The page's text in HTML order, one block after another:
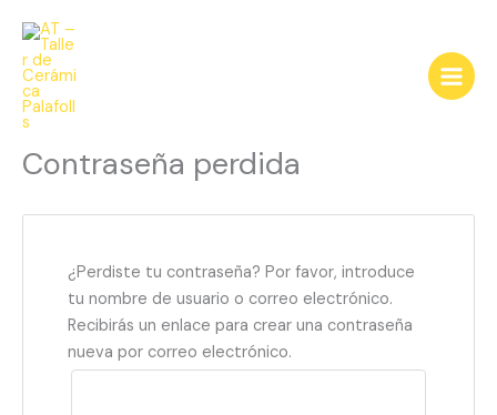
contenido
Contraseña perdida
¿Perdiste tu contraseña? Por favor, introduce
tu nombre de usuario o correo electrónico.
Recibirás un enlace para crear una contraseña
nueva por correo electrónico.